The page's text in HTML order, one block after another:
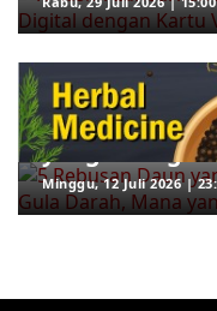
5 Rebusan
Bantu
yang Paling
Minggu, 12 Juli 2026 |